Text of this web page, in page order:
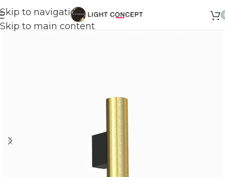
Skip to navigation
Skip to main content